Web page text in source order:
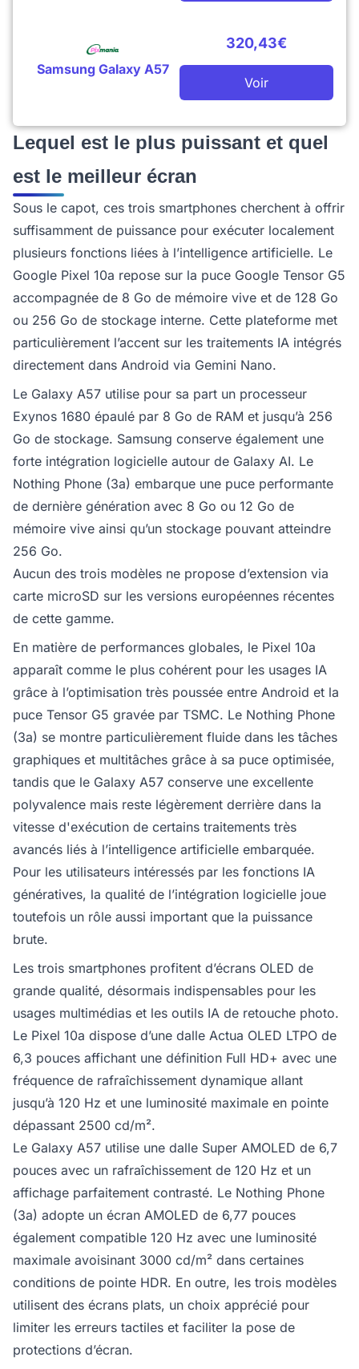
Samsung Galaxy A57
320,43€
Voir
Lequel est le plus puissant et quel
est le meilleur écran
Sous le capot, ces trois smartphones cherchent à offrir
suffisamment de puissance pour exécuter localement
plusieurs fonctions liées à l’intelligence artificielle. Le
Google Pixel 10a repose sur la puce Google Tensor G5
accompagnée de 8 Go de mémoire vive et de 128 Go
ou 256 Go de stockage interne. Cette plateforme met
particulièrement l’accent sur les traitements IA intégrés
directement dans Android via Gemini Nano.
Le Galaxy A57 utilise pour sa part un processeur
Exynos 1680 épaulé par 8 Go de RAM et jusqu’à 256
Go de stockage. Samsung conserve également une
forte intégration logicielle autour de Galaxy AI. Le
Nothing Phone (3a) embarque une puce performante
de dernière génération avec 8 Go ou 12 Go de
mémoire vive ainsi qu’un stockage pouvant atteindre
256 Go.
Aucun des trois modèles ne propose d’extension via
carte microSD sur les versions européennes récentes
de cette gamme.
En matière de performances globales, le Pixel 10a
apparaît comme le plus cohérent pour les usages IA
grâce à l’optimisation très poussée entre Android et la
puce Tensor G5 gravée par TSMC. Le Nothing Phone
(3a) se montre particulièrement fluide dans les tâches
graphiques et multitâches grâce à sa puce optimisée,
tandis que le Galaxy A57 conserve une excellente
polyvalence mais reste légèrement derrière dans la
vitesse d'exécution de certains traitements très
avancés liés à l’intelligence artificielle embarquée.
Pour les utilisateurs intéressés par les fonctions IA
génératives, la qualité de l’intégration logicielle joue
toutefois un rôle aussi important que la puissance
brute.
Les trois smartphones profitent d’écrans OLED de
grande qualité, désormais indispensables pour les
usages multimédias et les outils IA de retouche photo.
Le Pixel 10a dispose d’une dalle Actua OLED LTPO de
6,3 pouces affichant une définition Full HD+ avec une
fréquence de rafraîchissement dynamique allant
jusqu’à 120 Hz et une luminosité maximale en pointe
dépassant 2500 cd/m².
Le Galaxy A57 utilise une dalle Super AMOLED de 6,7
pouces avec un rafraîchissement de 120 Hz et un
affichage parfaitement contrasté. Le Nothing Phone
(3a) adopte un écran AMOLED de 6,77 pouces
également compatible 120 Hz avec une luminosité
maximale avoisinant 3000 cd/m² dans certaines
conditions de pointe HDR. En outre, les trois modèles
utilisent des écrans plats, un choix apprécié pour
limiter les erreurs tactiles et faciliter la pose de
protections d’écran.